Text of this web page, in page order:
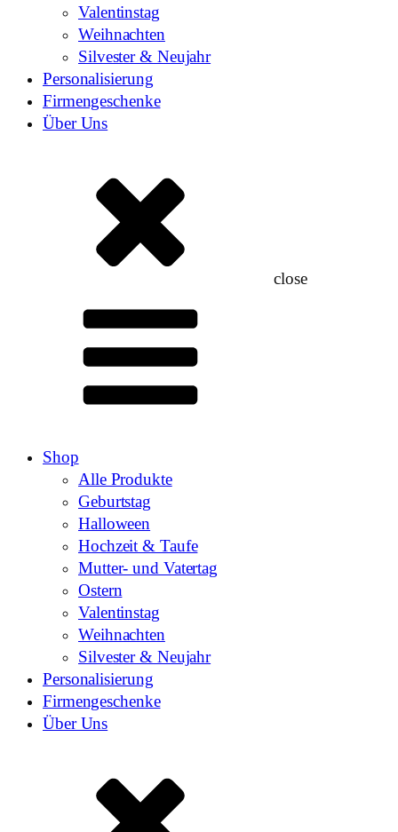
Valentinstag
Weihnachten
Silvester & Neujahr
Personalisierung
Firmengeschenke
Über Uns
close
Shop
Alle Produkte
Geburtstag
Halloween
Hochzeit & Taufe
Mutter- und Vatertag
Ostern
Valentinstag
Weihnachten
Silvester & Neujahr
Personalisierung
Firmengeschenke
Über Uns